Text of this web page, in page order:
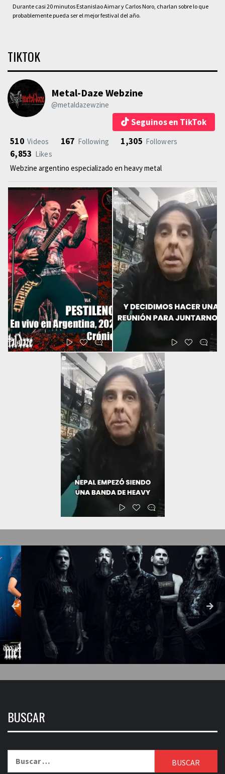
Durante casi 20 minutos Estanislao Aimar y Carlos Noro, charlan sobre lo que
probablemente pueda ser el mejor festival del año.
TIKTOK
Metal-Daze Webzine
@metaldazewzine
Seguinos en TikTok
510 Videos 167 Following 1,305 Followers
6,853 Likes
Webzine argentino especializado en heavy metal
BUSCAR